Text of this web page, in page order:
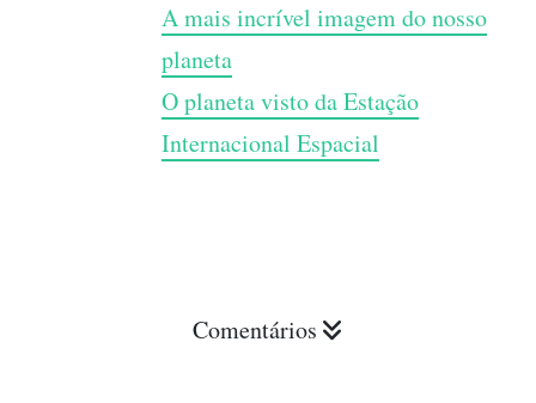
A mais incrível imagem do nosso
planeta
O planeta visto da Estação
Internacional Espacial
Comentários